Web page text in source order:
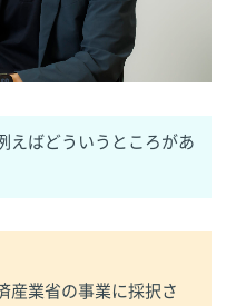
えばどういうところがあ
産業省の事業に採択さ